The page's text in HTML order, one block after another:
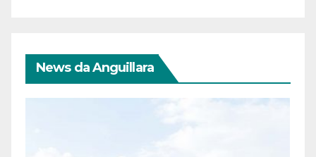
News da Anguillara